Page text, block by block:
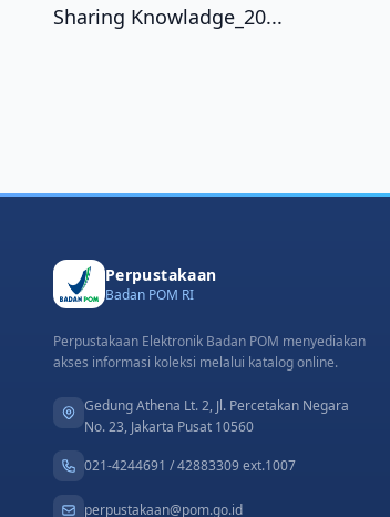
Sharing Knowladge_20...
Perpustakaan
Badan POM RI
Perpustakaan Elektronik Badan POM menyediakan
akses informasi koleksi melalui katalog online.
Gedung Athena Lt. 2, Jl. Percetakan Negara
No. 23, Jakarta Pusat 10560
021-4244691 / 42883309 ext.1007
perpustakaan@pom.go.id